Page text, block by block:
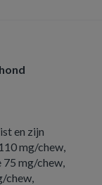
en zijn
mg/chew,
75 mg/chew,
chew,